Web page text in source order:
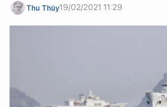
Thu Thủy19/02/2021 11:29